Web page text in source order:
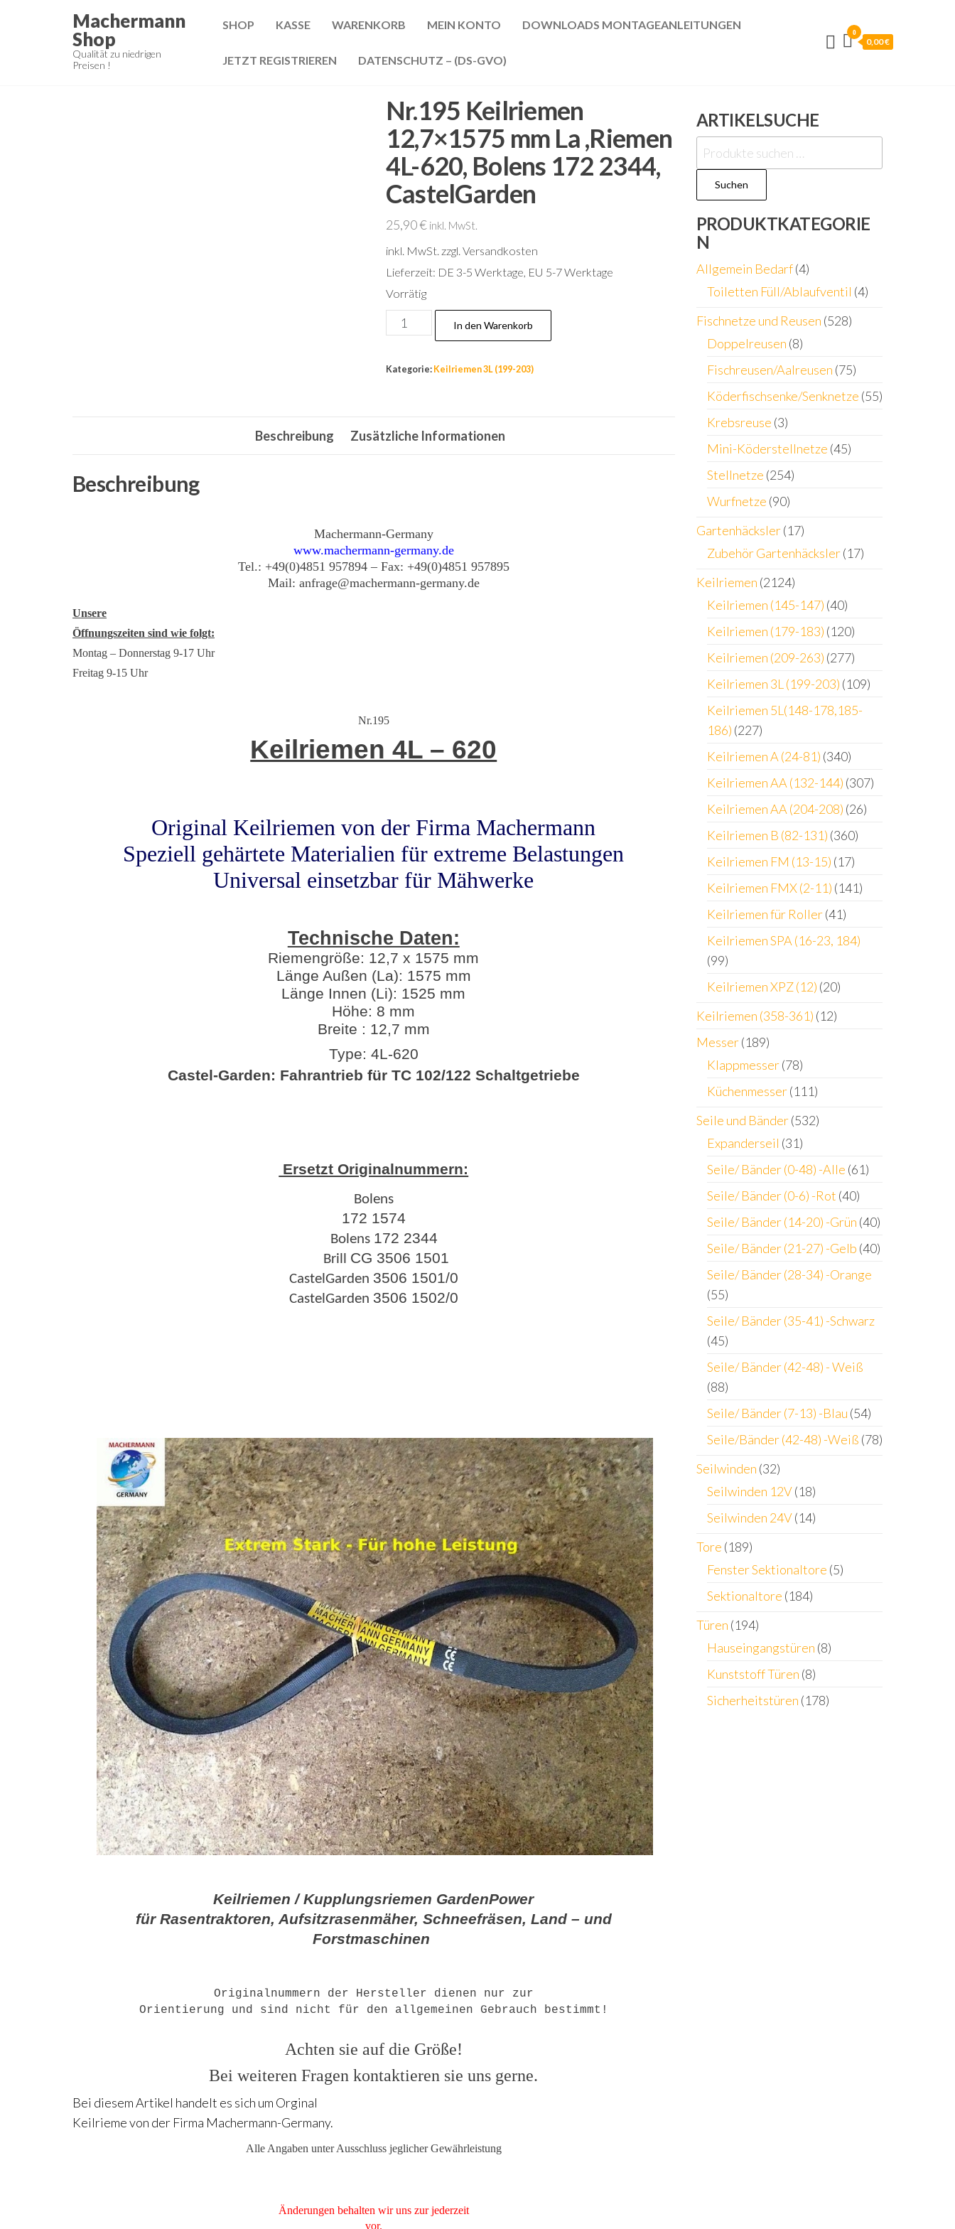
Machermann
Shop
Qualität zu niedrigen
Preisen !
SHOP KASSE WARENKORB MEIN KONTO DOWNLOADS MONTAGEANLEITUNGEN
JETZT REGISTRIEREN DATENSCHUTZ – (DS-GVO)
0
0,00 €
Nr.195 Keilriemen
12,7×1575 mm La ,Riemen
4L-620, Bolens 172 2344,
CastelGarden
25,90€ inkl. MwSt.
inkl. MwSt. zzgl. Versandkosten
Lieferzeit: DE 3-5 Werktage, EU 5-7 Werktage
Vorrätig
Nr.195
Keilriemen
4L-
CastelGarden
Menge
In den Warenkorb
Kategorie: Keilriemen 3L (199-203)
Beschreibung Zusätzliche Informationen
Beschreibung
Machermann-Germany
www.machermann-germany.de
Tel.: +49(0)4851 957894 – Fax: +49(0)4851 957895
Mail: anfrage@machermann-germany.de
Unsere
Öffnungszeiten sind wie folgt:
Montag – Donnerstag 9-17 Uhr
Freitag 9-15 Uhr
Nr.195
Keilriemen 4L – 620
Original Keilriemen von der Firma Machermann
Speziell gehärtete Materialien für extreme Belastungen
Universal einsetzbar für Mähwerke
Technische Daten:
Riemengröße: 12,7 x 1575 mm
Länge Außen (La): 1575 mm
Länge Innen (Li): 1525 mm
Höhe: 8 mm
Breite : 12,7 mm
Type: 4L-620
Castel-Garden: Fahrantrieb für TC 102/122 Schaltgetriebe
Ersetzt Originalnummern:
Bolens
172 1574
Bolens 172 2344
Brill CG 3506 1501
CastelGarden 3506 1501/0
CastelGarden 3506 1502/0
Keilriemen / Kupplungsriemen GardenPower
für Rasentraktoren, Aufsitzrasenmäher, Schneefräsen, Land – und
Forstmaschinen
Originalnummern der Hersteller dienen nur zur
Orientierung und sind nicht für den allgemeinen Gebrauch bestimmt!
Achten sie auf die Größe!
Bei weiteren Fragen kontaktieren sie uns gerne.
Bei diesem Artikel handelt es sich um Orginal
Keilrieme von der Firma Machermann-Germany.
Alle Angaben unter Ausschluss jeglicher Gewährleistung
Änderungen behalten wir uns zur jederzeit
vor.
ARTIKELSUCHE
Suchen
nach:
Suchen
PRODUKTKATEGORIE
N
Allgemein Bedarf (4)
Toiletten Füll/Ablaufventil (4)
Fischnetze und Reusen (528)
Doppelreusen (8)
Fischreusen/Aalreusen (75)
Köderfischsenke/Senknetze (55)
Krebsreuse (3)
Mini-Köderstellnetze (45)
Stellnetze (254)
Wurfnetze (90)
Gartenhäcksler (17)
Zubehör Gartenhäcksler (17)
Keilriemen (2124)
Keilriemen (145-147) (40)
Keilriemen (179-183) (120)
Keilriemen (209-263) (277)
Keilriemen 3L (199-203) (109)
Keilriemen 5L(148-178,185-
186) (227)
Keilriemen A (24-81) (340)
Keilriemen AA (132-144) (307)
Keilriemen AA (204-208) (26)
Keilriemen B (82-131) (360)
Keilriemen FM (13-15) (17)
Keilriemen FMX (2-11) (141)
Keilriemen für Roller (41)
Keilriemen SPA (16-23, 184)
(99)
Keilriemen XPZ (12) (20)
Keilriemen (358-361) (12)
Messer (189)
Klappmesser (78)
Küchenmesser (111)
Seile und Bänder (532)
Expanderseil (31)
Seile/ Bänder (0-48) -Alle (61)
Seile/ Bänder (0-6) -Rot (40)
Seile/ Bänder (14-20) -Grün (40)
Seile/ Bänder (21-27) -Gelb (40)
Seile/ Bänder (28-34) -Orange
(55)
Seile/ Bänder (35-41) -Schwarz
(45)
Seile/ Bänder (42-48) - Weiß
(88)
Seile/ Bänder (7-13) -Blau (54)
Seile/Bänder (42-48) -Weiß (78)
Seilwinden (32)
Seilwinden 12V (18)
Seilwinden 24V (14)
Tore (189)
Fenster Sektionaltore (5)
Sektionaltore (184)
Türen (194)
Hauseingangstüren (8)
Kunststoff Türen (8)
Sicherheitstüren (178)